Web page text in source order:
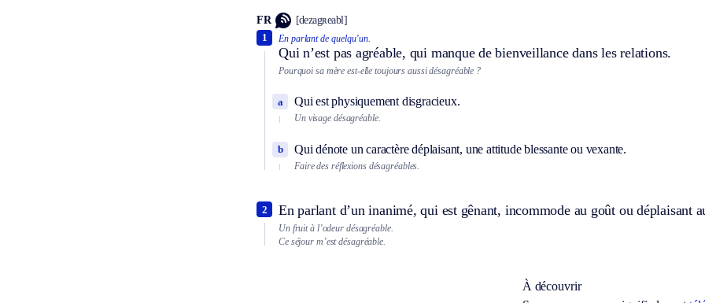
FR [dezagʀeabl]
En parlant de quelqu’un.
Qui n’est pas agréable, qui manque de bienveillance dans les relations.
1
Pourquoi sa mère est-elle toujours aussi désagréable ?
Qui est physiquement disgracieux.
a
Un visage désagréable.
Qui dénote un caractère déplaisant, une attitude blessante ou vexante.
b
Faire des réflexions désagréables.
En parlant d’un inanimé, qui est gênant, incommode au goût ou déplaisant
2
Un fruit à l’odeur désagréable.
Ce séjour m’est désagréable.
À découvrir